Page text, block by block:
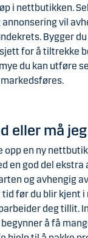
i nettbutikken.
vil
Bygger
for å tiltrekke
du kan utføre
eller må
opp en ny
en god del
og avhengig
før du blir kjent i
deg tillit.
begynner å få